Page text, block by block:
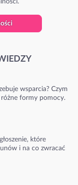
wsparcia? Czym
formy pomocy.
które
i na co zwracać